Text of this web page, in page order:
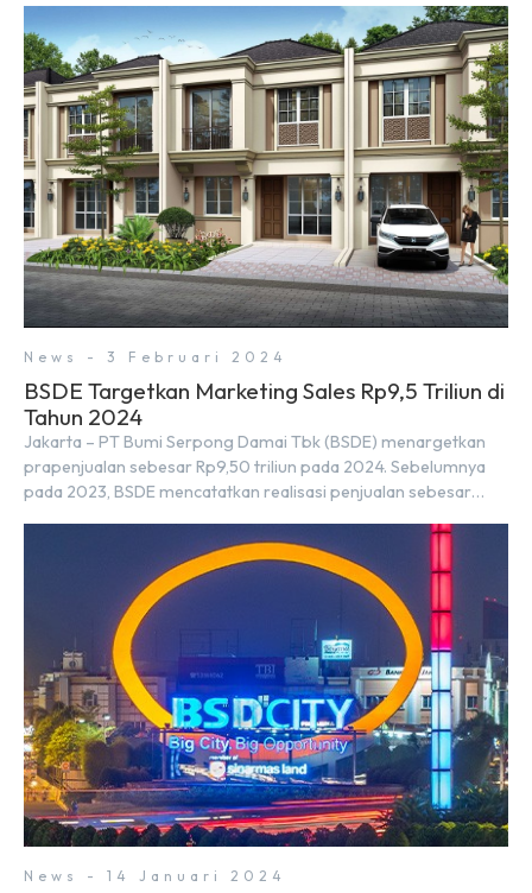
Koordinator Bidang Perekonomian, Airlangga Hartarto, setelah
Rapat Terbatas (ratas) bersama Jokowi di Istana Kepresidenan
pada hari Senin, 18 Maret 2024. Selain […]
News - 3 Februari 2024
BSDE Targetkan Marketing Sales Rp9,5 Triliun di
Tahun 2024
Jakarta – PT Bumi Serpong Damai Tbk (BSDE) menargetkan
prapenjualan sebesar Rp9,50 triliun pada 2024. Sebelumnya
pada 2023, BSDE mencatatkan realisasi penjualan sebesar
Rp8,80 triliun. Menurut Direktur BSDE Hermawan Wijaya
menghadapi 2024, kondisi ekonomi global maupun nasional
dapat memengaruhi pertimbangan masyarakat untuk
membeli rumah maupun investasi di sektor […]
News - 14 Januari 2024